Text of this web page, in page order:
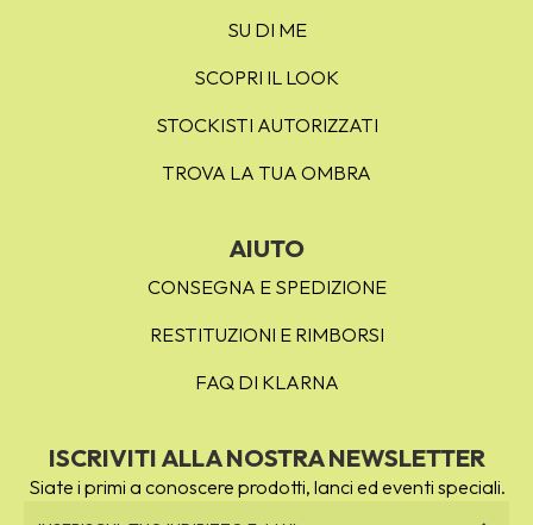
SU DI ME
SCOPRI IL LOOK
STOCKISTI AUTORIZZATI
TROVA LA TUA OMBRA
ISCRIVITI ALLA NOSTRA NEWSLETTER
Siate i primi a conoscere prodotti, lanci ed eventi speciali.
AIUTO
CONSEGNA E SPEDIZIONE
RESTITUZIONI E RIMBORSI
FAQ DI KLARNA